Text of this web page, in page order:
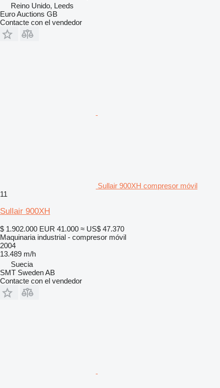
Reino Unido, Leeds
Euro Auctions GB
Contacte con el vendedor
Sullair 900XH compresor móvil
11
Sullair 900XH
$ 1.902.000 EUR 41.000 ≈ US$ 47.370
Maquinaria industrial - compresor móvil
2004
13.489 m/h
Suecia
SMT Sweden AB
Contacte con el vendedor